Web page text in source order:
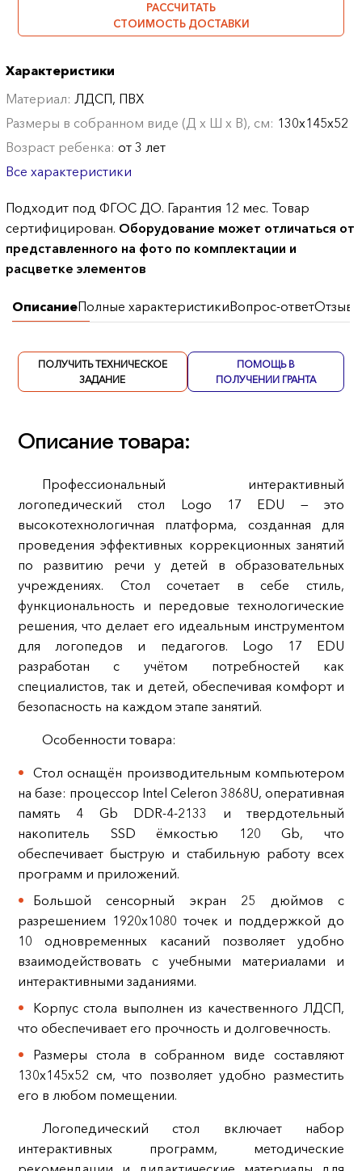
РАССЧИТАТЬ
СТОИМОСТЬ ДОСТАВКИ
Характеристики
Материал:ЛДСП, ПВХ
Размеры в собранном виде (Д х Ш х В), см: 130х145х52
Возраст ребенка:от 3 лет
Все характеристики
Подходит под ФГОС ДО. Гарантия 12 мес. Товар
сертифицирован. Оборудование может отличаться от
представленного на фото по комплектации и
расцветке элементов
ОписаниеПолные характеристикиВопрос-ответОтзывы
ПОЛУЧИТЬ ТЕХНИЧЕСКОЕ
ЗАДАНИЕ
ПОМОЩЬ В
ПОЛУЧЕНИИ ГРАНТА
Описание товара:
Профессиональный интерактивный
логопедический стол Logo 17 EDU — это
высокотехнологичная платформа, созданная для
проведения эффективных коррекционных занятий
по развитию речи у детей в образовательных
учреждениях. Стол сочетает в себе стиль,
функциональность и передовые технологические
решения, что делает его идеальным инструментом
для логопедов и педагогов. Logo 17 EDU
разработан с учётом потребностей как
специалистов, так и детей, обеспечивая комфорт и
безопасность на каждом этапе занятий.
Особенности товара:
Стол оснащён производительным компьютером
на базе: процессор Intel Celeron 3868U, оперативная
память 4 Gb DDR-4-2133 и твердотельный
накопитель SSD ёмкостью 120 Gb, что
обеспечивает быструю и стабильную работу всех
программ и приложений.
Большой сенсорный экран 25 дюймов с
разрешением 1920x1080 точек и поддержкой до
10 одновременных касаний позволяет удобно
взаимодействовать с учебными материалами и
интерактивными заданиями.
Корпус стола выполнен из качественного ЛДСП,
что обеспечивает его прочность и долговечность.
Размеры стола в собранном виде составляют
130x145x52 см, что позволяет удобно разместить
его в любом помещении.
Логопедический стол включает набор
интерактивных программ, методические